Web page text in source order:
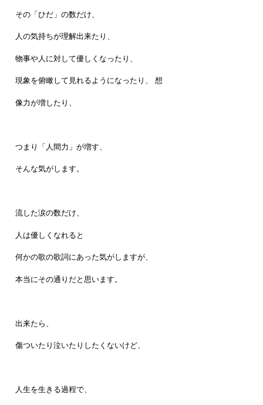
その「ひだ」の数だけ、
人の気持ちが理解出来たり、
物事や人に対して優しくなったり、
現象を俯瞰して見れるようになったり、 想
像力が増したり、
つまり「人間力」が増す、
そんな気がします。
流した涙の数だけ、
人は優しくなれると
何かの歌の歌詞にあった気がしますが、
本当にその通りだと思います。
出来たら、
傷ついたり泣いたりしたくないけど、
人生を生きる過程で、